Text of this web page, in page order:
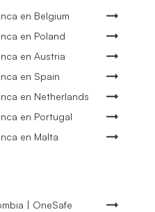
en Belgium
en Poland
en Austria
en Spain
en Netherlands
en Portugal
en Malta
| OneSafe